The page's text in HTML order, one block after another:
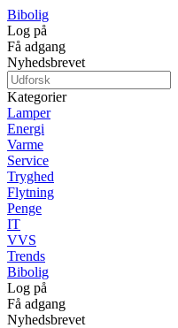
Bibolig
Log på
Få adgang
Nyhedsbrevet
Kategorier
Lamper
Energi
Varme
Service
Tryghed
Flytning
Penge
IT
VVS
Trends
Bibolig
Log på
Få adgang
Nyhedsbrevet